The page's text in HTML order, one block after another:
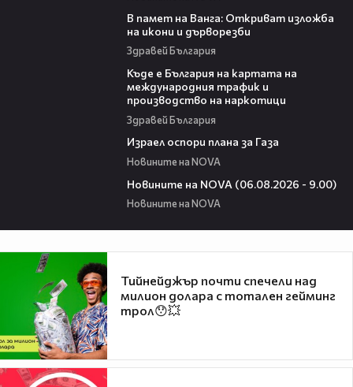
В памет на Ванга: Откриват изложба
на икони и дърворезби
Здравей България
Къде е България на картата на
международния трафик и
производство на наркотици
Здравей България
Израел оспори плана за Газа
Новините на NOVA
Новините на NOVA (06.08.2026 - 9.00)
Новините на NOVA
Тийнейджър почти спечели над
милион долара с тотален гейминг
трол😯💥